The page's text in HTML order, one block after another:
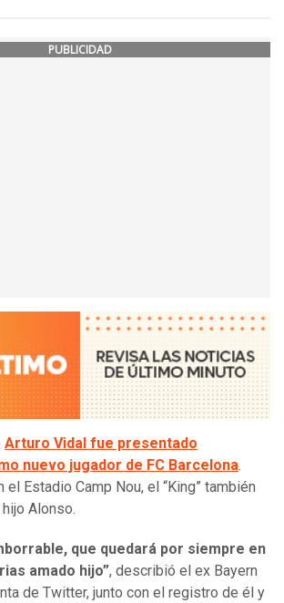
PUBLICIDAD
Arturo Vidal fue presentado
nuevo jugador de FC Barcelona.
el Estadio Camp Nou, el “King” también
Alonso.
que quedará por siempre en
amado hijo”, describió el ex Bayern
de Twitter, junto con el registro de él y